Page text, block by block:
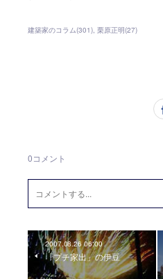
建築家のコラム(301) 栗原正明(27)
0コメント
2007.08.26 06:00
「プチ家出」の伊豆